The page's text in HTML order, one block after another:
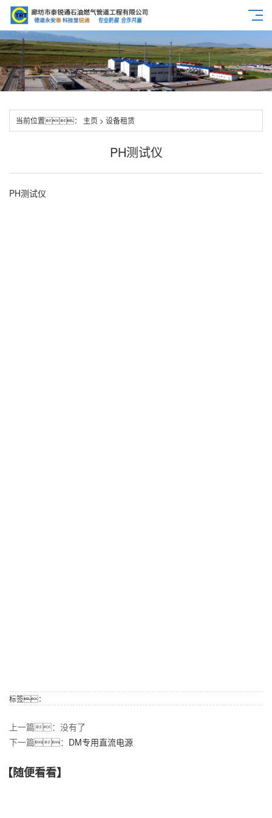
当前位置： 主页 > 设备租赁
PH测试仪
PH测试仪
标签：
上一篇：没有了
下一篇： DM专用直流电源
【随便看看】